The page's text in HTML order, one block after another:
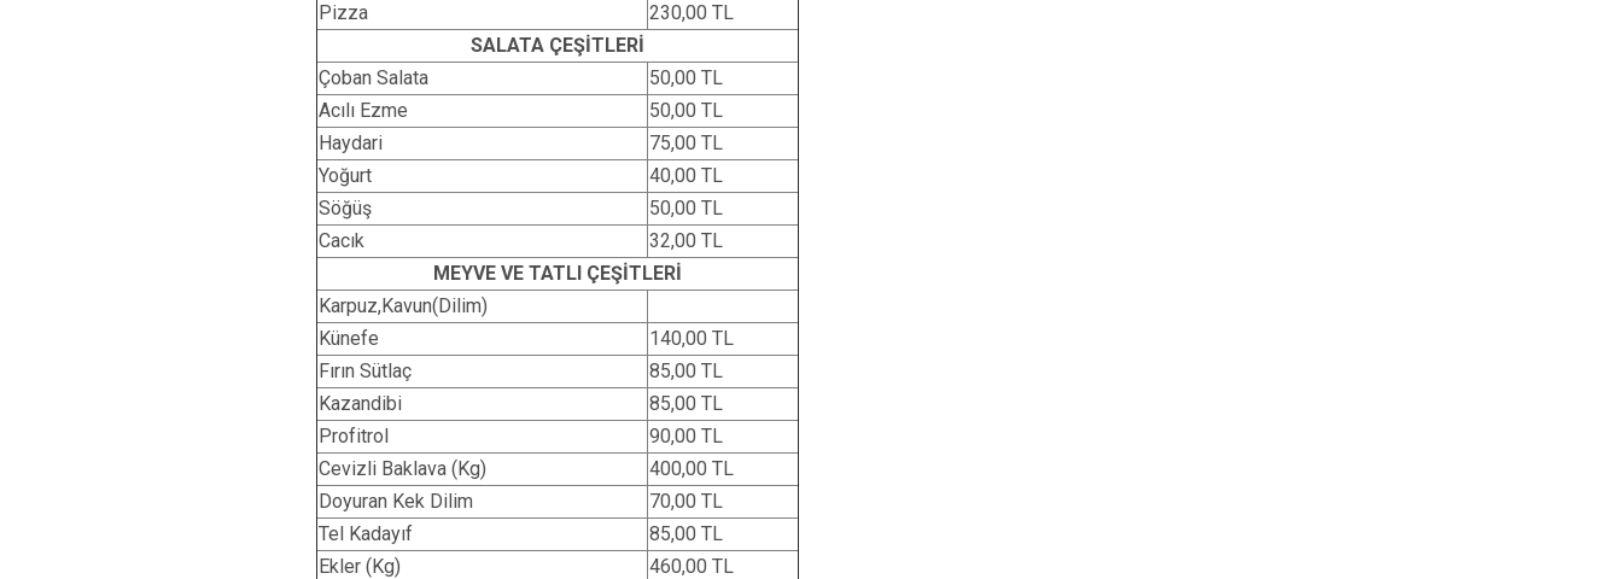
Pizza
230,00 TL
SALATA ÇEŞİTLERİ
Çoban Salata
50,00 TL
Acılı Ezme
50,00 TL
Haydari
75,00 TL
Yoğurt
40,00 TL
Söğüş
50,00 TL
Cacık
32,00 TL
MEYVE VE TATLI ÇEŞİTLERİ
Karpuz,Kavun(Dilim)
Künefe
140,00 TL
Fırın Sütlaç
85,00 TL
Kazandibi
85,00 TL
Profitrol
90,00 TL
Cevizli Baklava (Kg)
400,00 TL
Doyuran Kek Dilim
70,00 TL
Tel Kadayıf
85,00 TL
Ekler (Kg)
460,00 TL